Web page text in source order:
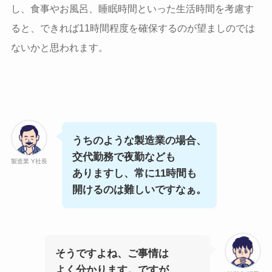
し、食事やお風呂、睡眠時間といった生活時間を考慮す
ると、できれば11時間程度を確保するのが望ましのでは
ないかと思われます。
製造業 Y社長
うちのような製造業の場合、
交代勤務で夜勤なども
ありますし、常に11時間も
開けるのは難しいですなぁ。
そうですよね、ご事情は